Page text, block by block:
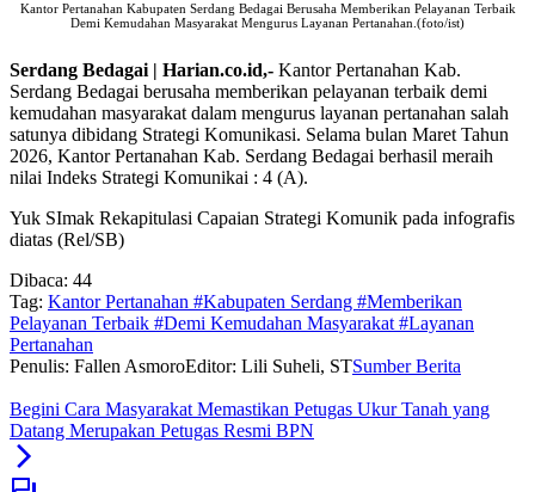
Kantor Pertanahan Kabupaten Serdang Bedagai Berusaha Memberikan Pelayanan Terbaik
Demi Kemudahan Masyarakat Mengurus Layanan Pertanahan.(foto/ist)
Serdang Bedagai | Harian.co.id,- Kantor Pertanahan Kab.
Serdang Bedagai berusaha memberikan pelayanan terbaik demi
kemudahan masyarakat dalam mengurus layanan pertanahan salah
satunya dibidang Strategi Komunikasi. Selama bulan Maret Tahun
2026, Kantor Pertanahan Kab. Serdang Bedagai berhasil meraih
nilai Indeks Strategi Komunikai : 4 (A).
Yuk SImak Rekapitulasi Capaian Strategi Komunik pada infografis
diatas (Rel/SB)
Dibaca: 44
Tag: Kantor Pertanahan #Kabupaten Serdang #Memberikan
Pelayanan Terbaik #Demi Kemudahan Masyarakat #Layanan
Pertanahan
Penulis: Fallen AsmoroEditor: Lili Suheli, STSumber Berita
Begini Cara Masyarakat Memastikan Petugas Ukur Tanah yang
Datang Merupakan Petugas Resmi BPN